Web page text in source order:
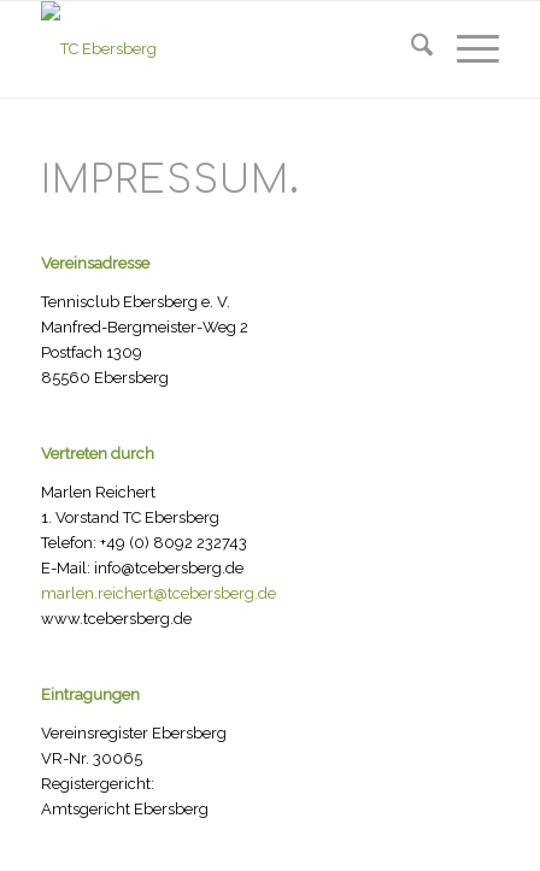
IMPRESSUM .
Vereinsadresse
Tennisclub Ebersberg e. V.
Manfred-Bergmeister-Weg 2
Postfach 1309
85560 Ebersberg
Vertreten durch
Marlen Reichert
1. Vorstand TC Ebersberg
Telefon: +49 (0) 8092 232743
E-Mail: info@tcebersberg.de
marlen.reichert@tcebersberg.de
www.tcebersberg.de
Eintragungen
Vereinsregister Ebersberg
VR-Nr. 30065
Registergericht:
Amtsgericht Ebersberg